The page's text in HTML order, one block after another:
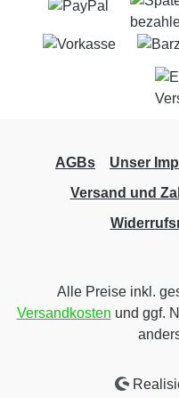
AGBs Unser
Versand und
Alle Preise inkl.
Versandkosten und ggf.